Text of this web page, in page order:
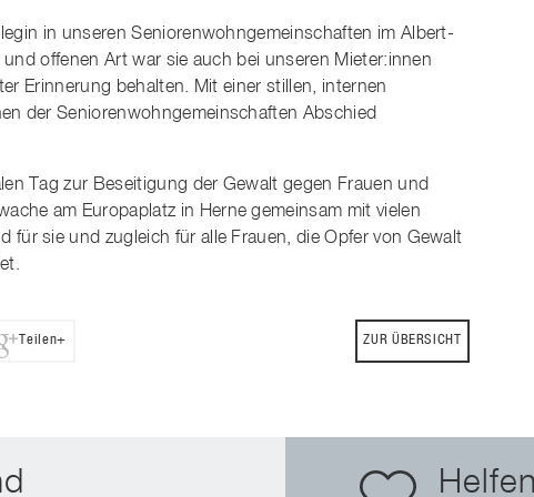
in unseren Seniorenwohngemeinschaften im Albert-
offenen Art war sie auch bei unseren Mieter:innen
Erinnerung behalten. Mit einer stillen, internen
der Seniorenwohngemeinschaften Abschied
Tag zur Beseitigung der Gewalt gegen Frauen und
am Europaplatz in Herne gemeinsam mit vielen
für sie und zugleich für alle Frauen, die Opfer von Gewalt
Teilen+ ZUR ÜBERSICHT